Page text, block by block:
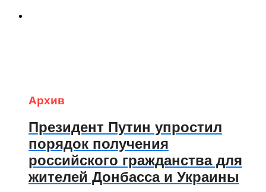
Архив
Президент Путин упростил
порядок получения
российского гражданства для
жителей Донбасса и Украины